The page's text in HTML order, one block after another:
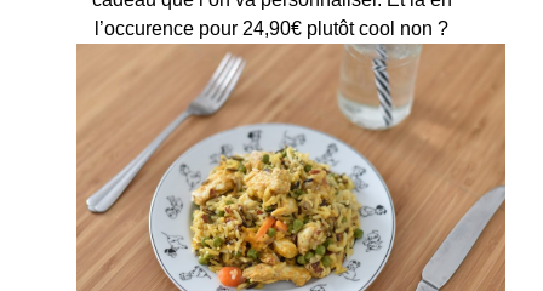
l’occurence pour 24,90€ plutôt cool non ?